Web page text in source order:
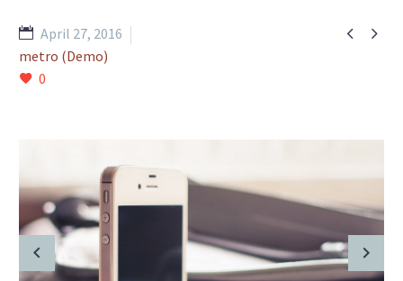
 
April 27, 2016
metro (Demo)
0